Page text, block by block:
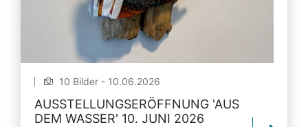
10 Bilder - 10.06.2026
AUSSTELLUNGSERÖFFNUNG 'AUS
DEM WASSER' 10. JUNI 2026